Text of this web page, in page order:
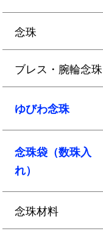
念珠
ブレス・腕輪念珠
ゆびわ念珠
念珠袋（数珠入
れ）
念珠材料